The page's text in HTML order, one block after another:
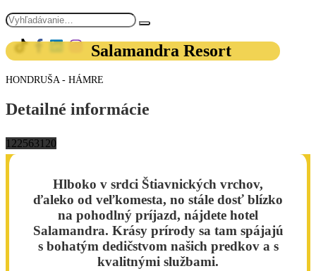
Salamandra Resort
HONDRUŠA - HÁMRE
Detailné informácie
122563120
Hlboko v srdci Štiavnických vrchov,
ďaleko od veľkomesta, no stále dosť blízko
na pohodlný príjazd, nájdete hotel
Salamandra. Krásy prírody sa tam spájajú
s bohatým dedičstvom našich predkov a s
kvalitnými službami.